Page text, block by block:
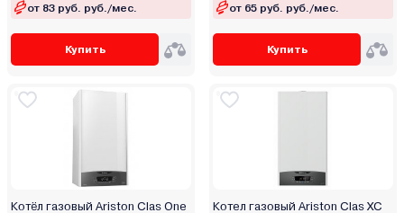
Skat
Stoker
Stout
Termet
от 83 руб. руб./мес.
Купить
от 65 руб. руб./мес.
Купить
Котёл газовый Ariston Clas One
Котел газовый Ariston Clas XC